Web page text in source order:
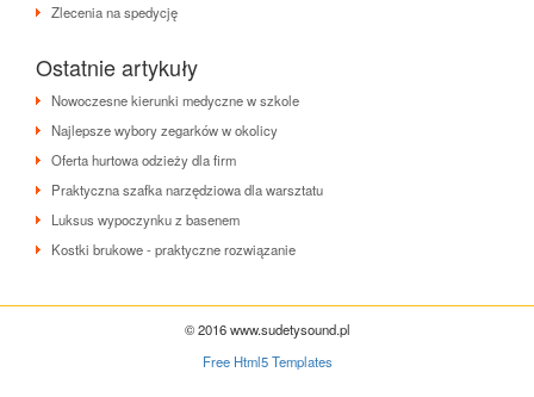
Zlecenia na spedycję
Ostatnie artykuły
Nowoczesne kierunki medyczne w szkole
Najlepsze wybory zegarków w okolicy
Oferta hurtowa odzieży dla firm
Praktyczna szafka narzędziowa dla warsztatu
Luksus wypoczynku z basenem
Kostki brukowe - praktyczne rozwiązanie
© 2016 www.sudetysound.pl
Free Html5 Templates